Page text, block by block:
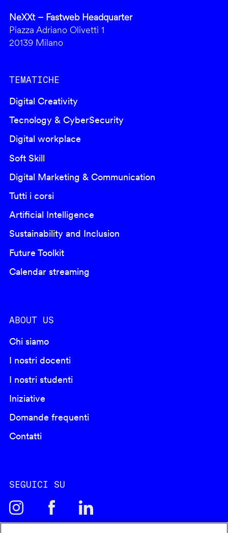
NeXXt – Fastweb Headquarter
Piazza Adriano Olivetti 1
20139 Milano
TEMATICHE
Digital Creativity
Tecnology & CyberSecurity
Digital workplace
Soft Skill
Digital Marketing & Communication
Tutti i corsi
Artificial Intelligence
Sustainability and Inclusion
Future Toolkit
Calendar streaming
ABOUT US
Chi siamo
I nostri docenti
I nostri studenti
Iniziative
Domande frequenti
Contatti
SEGUICI SU